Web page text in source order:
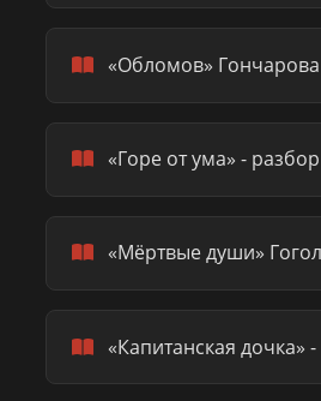
«Обломов»
«Горе от ума» - разбор
«Мёртвые души»
«Капитанская дочка»